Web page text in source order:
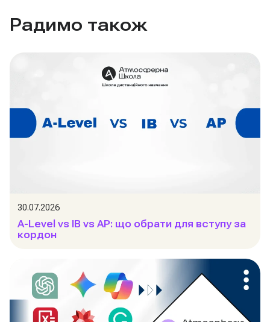
Радимо також
30.07.2026
A-Level vs IB vs AP: що обрати для вступу за
кордон